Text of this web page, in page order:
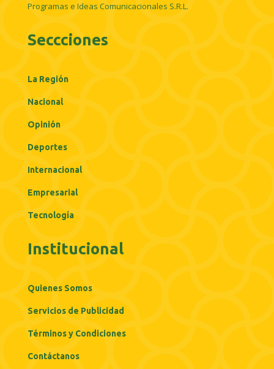
Programas e Ideas Comunicacionales S.R.L.
Seccciones
La Región
Nacional
Opinión
Deportes
Internacional
Empresarial
Tecnología
Institucional
Quienes Somos
Servicios de Publicidad
Términos y Condiciones
Contáctanos